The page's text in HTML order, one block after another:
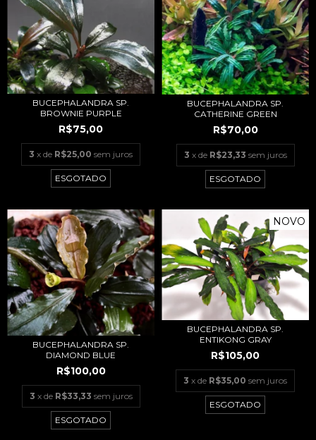
BUCEPHALANDRA SP.
BROWNIE PURPLE
R$75,00
3 x de R$25,00 sem juros
ESGOTADO
BUCEPHALANDRA SP.
CATHERINE GREEN
R$70,00
3 x de R$23,33 sem juros
ESGOTADO
BUCEPHALANDRA SP.
DIAMOND BLUE
R$100,00
3 x de R$33,33 sem juros
ESGOTADO
NOVO
BUCEPHALANDRA SP.
ENTIKONG GRAY
R$105,00
3 x de R$35,00 sem juros
ESGOTADO